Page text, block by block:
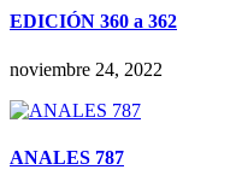
EDICIÓN 360 a 362
noviembre 24, 2022
ANALES 787